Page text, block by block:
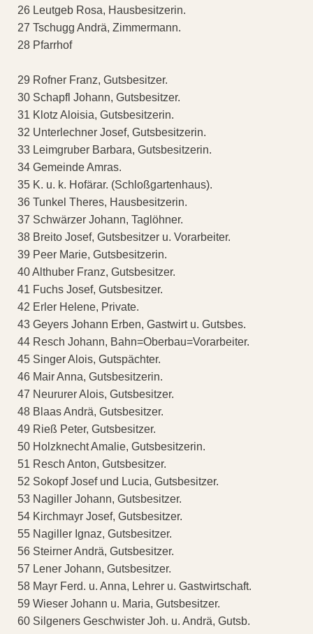
26 Leutgeb Rosa, Hausbesitzerin.
27 Tschugg Andrä, Zimmermann.
28 Pfarrhof
29 Rofner Franz, Gutsbesitzer.
30 Schapfl Johann, Gutsbesitzer.
31 Klotz Aloisia, Gutsbesitzerin.
32 Unterlechner Josef, Gutsbesitzerin.
33 Leimgruber Barbara, Gutsbesitzerin.
34 Gemeinde Amras.
35 K. u. k. Hofärar. (Schloßgartenhaus).
36 Tunkel Theres, Hausbesitzerin.
37 Schwärzer Johann, Taglöhner.
38 Breito Josef, Gutsbesitzer u. Vorarbeiter.
39 Peer Marie, Gutsbesitzerin.
40 Althuber Franz, Gutsbesitzer.
41 Fuchs Josef, Gutsbesitzer.
42 Erler Helene, Private.
43 Geyers Johann Erben, Gastwirt u. Gutsbes.
44 Resch Johann, Bahn=Oberbau=Vorarbeiter.
45 Singer Alois, Gutspächter.
46 Mair Anna, Gutsbesitzerin.
47 Neururer Alois, Gutsbesitzer.
48 Blaas Andrä, Gutsbesitzer.
49 Rieß Peter, Gutsbesitzer.
50 Holzknecht Amalie, Gutsbesitzerin.
51 Resch Anton, Gutsbesitzer.
52 Sokopf Josef und Lucia, Gutsbesitzer.
53 Nagiller Johann, Gutsbesitzer.
54 Kirchmayr Josef, Gutsbesitzer.
55 Nagiller Ignaz, Gutsbesitzer.
56 Steirner Andrä, Gutsbesitzer.
57 Lener Johann, Gutsbesitzer.
58 Mayr Ferd. u. Anna, Lehrer u. Gastwirtschaft.
59 Wieser Johann u. Maria, Gutsbesitzer.
60 Silgeners Geschwister Joh. u. Andrä, Gutsb.